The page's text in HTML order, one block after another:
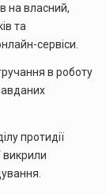
на власний,
та
сервіси.
в роботу
протидії
викрили